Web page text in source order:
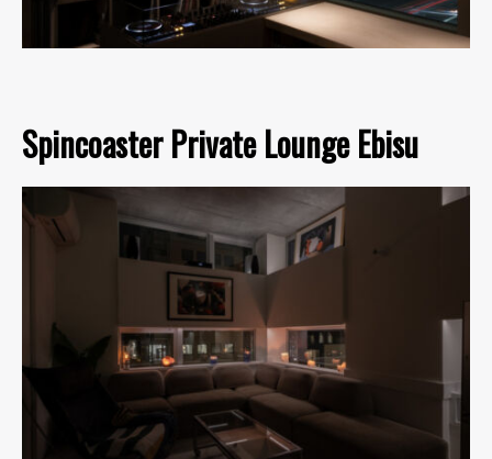
Spincoaster Private Lounge Ebisu